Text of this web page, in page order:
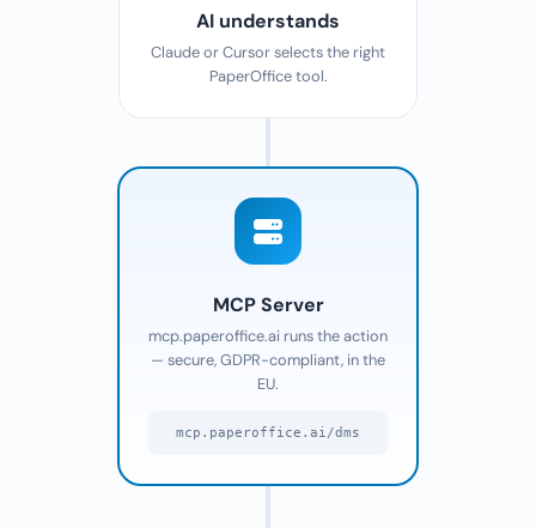
AI understands
Claude or Cursor selects the right
PaperOffice tool.
MCP Server
mcp.paperoffice.ai runs the action
— secure, GDPR-compliant, in the
EU.
mcp.paperoffice.ai/dms